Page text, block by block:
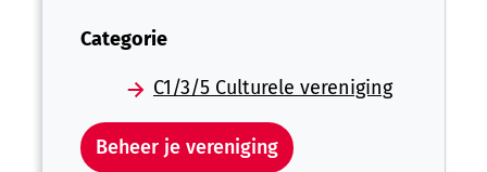
Categorie
C1/3/5 Culturele vereniging
Beheer je vereniging